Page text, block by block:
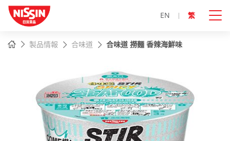
EN 繁
主頁製品情報 合味道 合味道 撈麵 香辣海鮮味